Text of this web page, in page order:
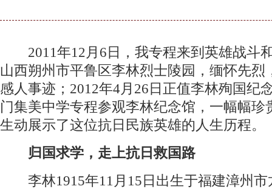
2011年12月6日，我专程来到英雄战斗
山西朔州市平鲁区李林烈士陵园，缅怀先烈
感人事迹；2012年4月26日正值李林殉国纪
门集美中学专程参观李林纪念馆，一幅幅珍
生动展示了这位抗日民族英雄的人生历程。
归国求学，走上抗日救国路
李林1915年11月15日出生于福建漳州市